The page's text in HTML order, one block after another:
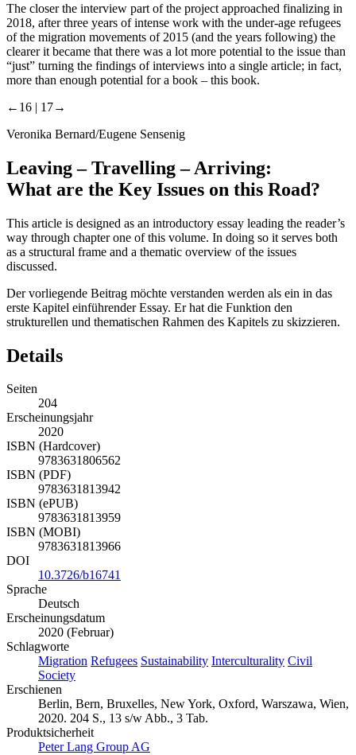
The closer the interview part of the project approached finalizing in
2018, after three years of intense work with the under-age refugees
of the migration movements of 2015 (and the years following) the
clearer it became that there was a lot more potential to the issue than
“just” turning the findings of interviews into a single article; in fact,
more than enough potential for a book – this book.
←16 | 17→
Veronika Bernard/Eugene Sensenig
Leaving – Travelling – Arriving:
What are the Key Issues on this Road?
This article is designed as an introductory essay leading the reader’s
way through chapter one of this volume. In doing so it serves both
as a structural frame and a thematic overview of the issues
discussed.
Der vorliegende Beitrag möchte verstanden werden als ein in das
erste Kapitel einführender Essay. Er hat die Funktion den
strukturellen und thematischen Rahmen des Kapitels zu skizzieren.
Details
Seiten
204
Erscheinungsjahr
2020
ISBN (Hardcover)
9783631806562
ISBN (PDF)
9783631813942
ISBN (ePUB)
9783631813959
ISBN (MOBI)
9783631813966
DOI
10.3726/b16741
Sprache
Deutsch
Erscheinungsdatum
2020 (Februar)
Schlagworte
Migration Refugees Sustainability Interculturality Civil
Society
Erschienen
Berlin, Bern, Bruxelles, New York, Oxford, Warszawa, Wien,
2020. 204 S., 13 s/w Abb., 3 Tab.
Produktsicherheit
Peter Lang Group AG